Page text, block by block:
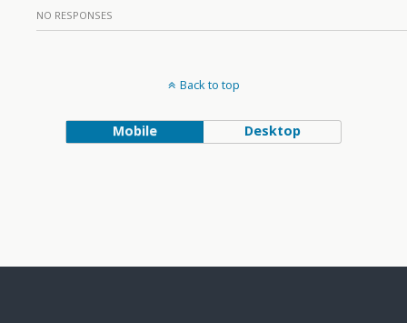
NO RESPONSES
Back to top
Mobile Desktop